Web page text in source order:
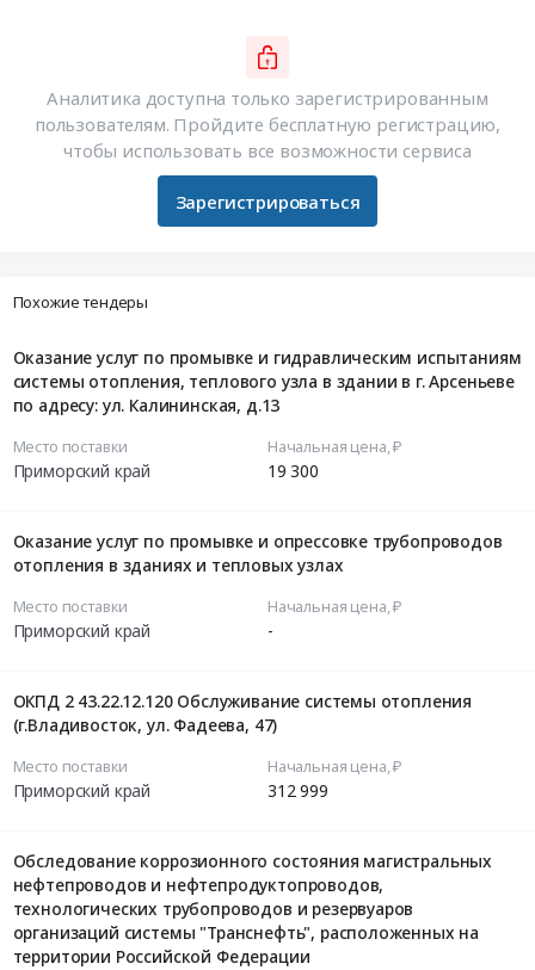
Аналитика доступна только зарегистрированным
пользователям. Пройдите бесплатную регистрацию,
чтобы использовать все возможности сервиса
Зарегистрироваться
Похожие тендеры
Оказание услуг по промывке и гидравлическим испытаниям
системы отопления, теплового узла в здании в г. Арсеньеве
по адресу: ул. Калининская, д.13
Место поставки
Приморский край
Начальная цена, ₽
19 300
Оказание услуг по промывке и опрессовке трубопроводов
отопления в зданиях и тепловых узлах
Место поставки
Приморский край
Начальная цена, ₽
-
ОКПД 2 43.22.12.120 Обслуживание системы отопления
(г.Владивосток, ул. Фадеева, 47)
Место поставки
Приморский край
Начальная цена, ₽
312 999
Обследование коррозионного состояния магистральных
нефтепроводов и нефтепродуктопроводов,
технологических трубопроводов и резервуаров
организаций системы "Транснефть", расположенных на
территории Российской Федерации